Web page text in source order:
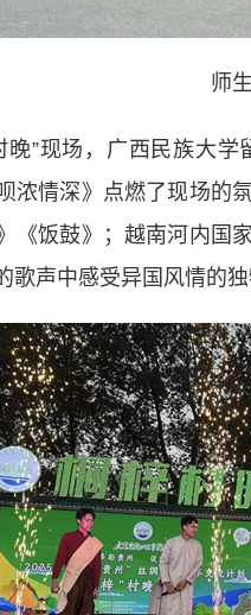
师
”现场，广西民族大学
浓情深》点燃了现场的
《饭鼓》；越南河内国
歌声中感受异国风情的